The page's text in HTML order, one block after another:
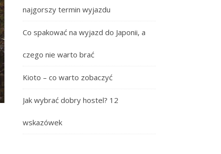
najgorszy termin wyjazdu
Co spakować na wyjazd do Japonii, a
czego nie warto brać
Kioto – co warto zobaczyć
Jak wybrać dobry hostel? 12
wskazówek